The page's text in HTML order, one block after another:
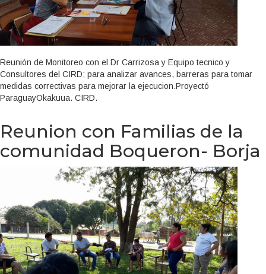
Reunión de Monitoreo con el Dr Carrizosa y Equipo tecnico y
Consultores del CIRD; para analizar avances, barreras para tomar
medidas correctivas para mejorar la ejecucion.Proyectó
ParaguayOkakuua. CIRD.
Reunion con Familias de la
comunidad Boqueron- Borja